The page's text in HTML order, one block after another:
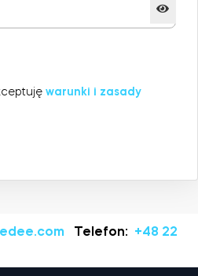
Tedee
warunki i zasady
Telefon: +48 22